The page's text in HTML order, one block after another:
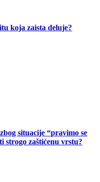
koja zaista deluje?
situacije “pravimo se
strogo zaštićenu vrstu?